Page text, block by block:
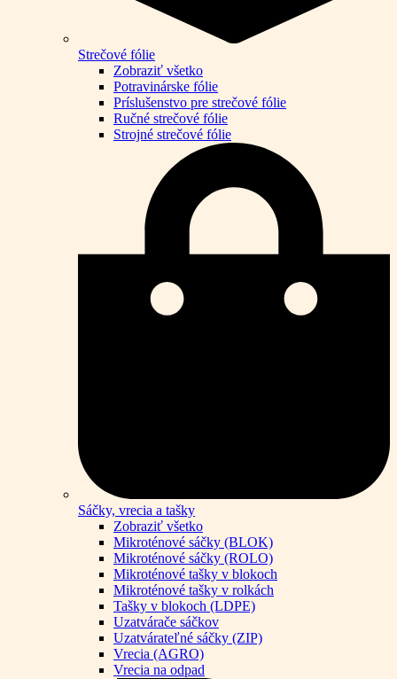
Strečové fólie
Zobraziť všetko
Potravinárske fólie
Príslušenstvo pre strečové fólie
Ručné strečové fólie
Strojné strečové fólie
Sáčky, vrecia a tašky
Zobraziť všetko
Mikroténové sáčky (BLOK)
Mikroténové sáčky (ROLO)
Mikroténové tašky v blokoch
Mikroténové tašky v rolkách
Tašky v blokoch (LDPE)
Uzatvárače sáčkov
Uzatvárateľné sáčky (ZIP)
Vrecia (AGRO)
Vrecia na odpad